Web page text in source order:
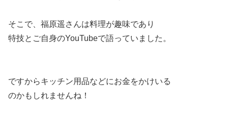
そこで、福原遥さんは料理が趣味であり
特技とご自身のYouTubeで語っていました。
ですからキッチン用品などにお金をかけいる
のかもしれませんね！